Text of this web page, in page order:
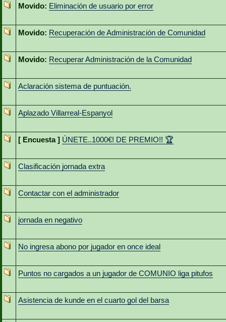
Movido: Eliminación de usuario por error
Movido: Recuperación de Administración de Comunidad
Movido: Recuperar Administración de la Comunidad
Aclaración sistema de puntuación.
Aplazado Villarreal-Espanyol
[ Encuesta ] ÚNETE..1000€! DE PREMIO!! 🏆
Clasificación jornada extra
Contactar con el administrador
jornada en negativo
No ingresa abono por jugador en once ideal
Puntos no cargados a un jugador de COMUNIO liga pitufos
Asistencia de kunde en el cuarto gol del barsa